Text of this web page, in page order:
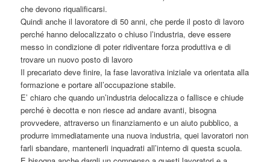
che devono riqualificarsi.
Quindi anche il lavoratore di 50 anni, che perde il posto di lavoro
perché hanno delocalizzato o chiuso l’industria, deve essere
messo in condizione di poter ridiventare forza produttiva e di
trovare un nuovo posto di lavoro
Il precariato deve finire, la fase lavorativa iniziale va orientata alla
formazione e portare all’occupazione stabile.
E’ chiaro che quando un’industria delocalizza o fallisce e chiude
perché è decotta e non riesce ad andare avanti, bisogna
provvedere, attraverso un finanziamento e un aiuto pubblico, a
produrre immediatamente una nuova industria, quei lavoratori non
farli sbandare, mantenerli inquadrati all’interno di questa scuola.